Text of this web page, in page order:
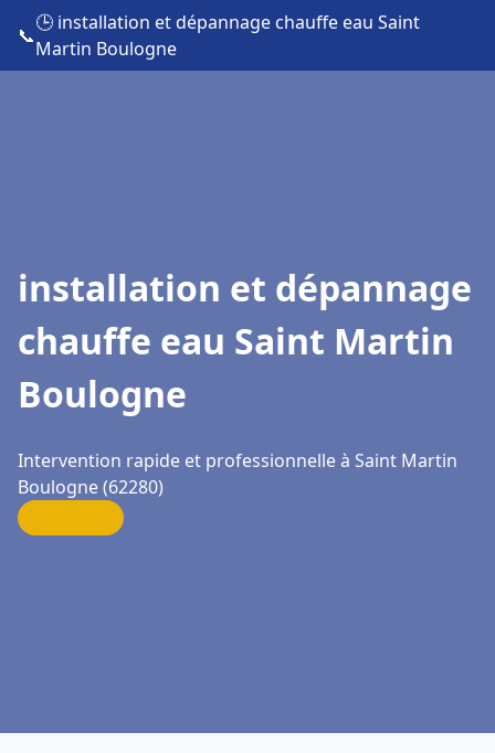
📞
🕒 installation et dépannage chauffe eau Saint
Martin Boulogne
installation et dépannage
chauffe eau Saint Martin
Boulogne
Intervention rapide et professionnelle à Saint Martin
Boulogne (62280)